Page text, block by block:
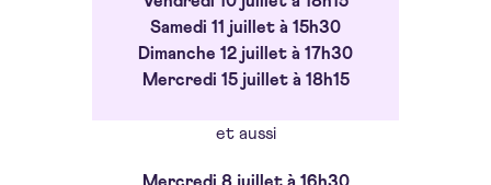
Samedi 11 juillet à 15h30
Dimanche 12 juillet à 17h30
Mercredi 15 juillet à 18h15
et aussi